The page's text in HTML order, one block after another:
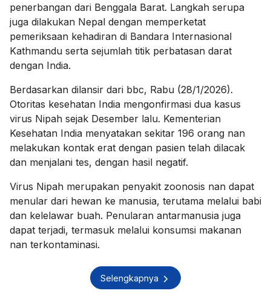
penerbangan dari Benggala Barat. Langkah serupa
juga dilakukan Nepal dengan memperketat
pemeriksaan kehadiran di Bandara Internasional
Kathmandu serta sejumlah titik perbatasan darat
dengan India.
Berdasarkan dilansir dari bbc, Rabu (28/1/2026).
Otoritas kesehatan India mengonfirmasi dua kasus
virus Nipah sejak Desember lalu. Kementerian
Kesehatan India menyatakan sekitar 196 orang nan
melakukan kontak erat dengan pasien telah dilacak
dan menjalani tes, dengan hasil negatif.
Virus Nipah merupakan penyakit zoonosis nan dapat
menular dari hewan ke manusia, terutama melalui babi
dan kelelawar buah. Penularan antarmanusia juga
dapat terjadi, termasuk melalui konsumsi makanan
nan terkontaminasi.
Selengkapnya